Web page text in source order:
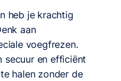
heb je krachtig
aan
voegfrezen.
secuur en efficiënt
halen zonder de